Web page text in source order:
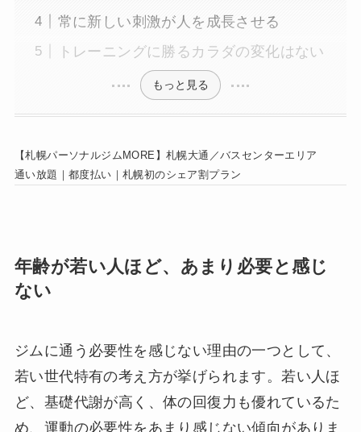
常に新しい刺激が人を成長させる
トレーニングに勝るカラダの変化はない
もっと見る
【札幌パーソナルジムMORE】札幌大通／バスセンターエリア
通い放題｜都度払い｜札幌初のシェア割プラン
年齢が若い人ほど、あまり必要と感じ
ない
ジムに通う必要性を感じない理由の一つとして、
若い世代特有の考え方が挙げられます。若い人ほ
ど、基礎代謝が高く、体の回復力も優れているた
め、運動の必要性をあまり感じない傾向がありま